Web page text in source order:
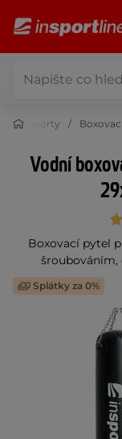
sporty
Vodní
Boxovací pytel
šroubováním,
Splátky za 0%